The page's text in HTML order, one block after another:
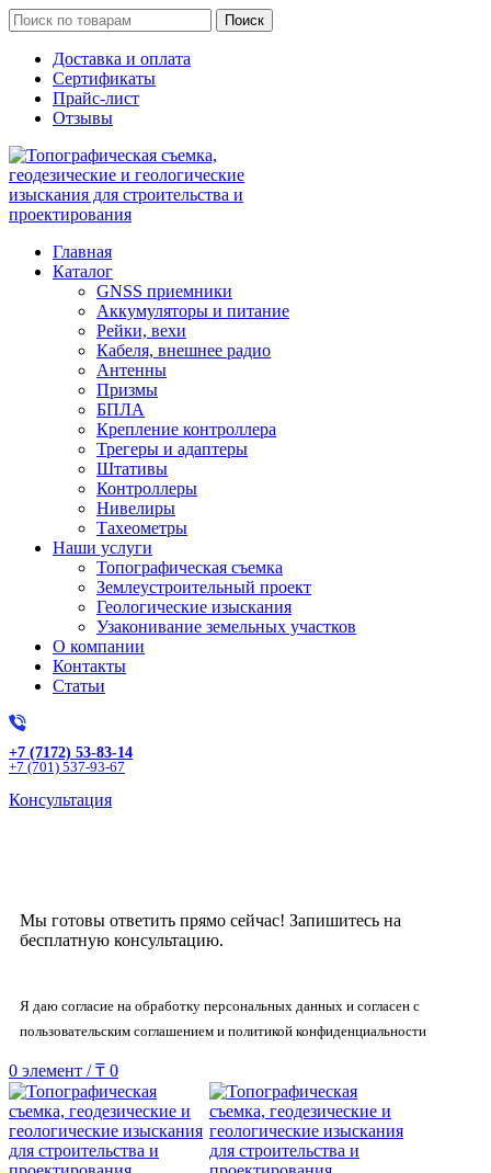
Поиск
Доставка и оплата
Сертификаты
Прайс-лист
Отзывы
Главная
Каталог
GNSS приемники
Аккумуляторы и питание
Рейки, вехи
Кабеля, внешнее радио
Антенны
Призмы
БПЛА
Крепление контроллера
Трегеры и адаптеры
Штативы
Контроллеры
Нивелиры
Тахеометры
Наши услуги
Топографическая съемка
Землеустроительный проект
Геологические изыскания
Узаконивание земельных участков
О компании
Контакты
Статьи
+7 (7172) 53-83-14
+7 (701) 537-93-67
Консультация
Мы готовы ответить прямо сейчас! Запишитесь на
бесплатную консультацию.
Я даю согласие на обработку персональных данных и согласен с
пользовательским соглашением и политикой конфиденциальности
0 элемент / ₸ 0